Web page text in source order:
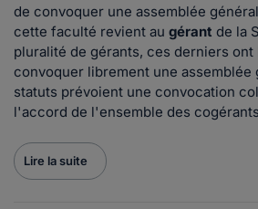
de convoquer une assemblée
cette faculté revient au gérant de la
pluralité de gérants, ces derniers ont
convoquer librement une assemblée
statuts prévoient une convocation
l'accord de l'ensemble des
Lire la suite